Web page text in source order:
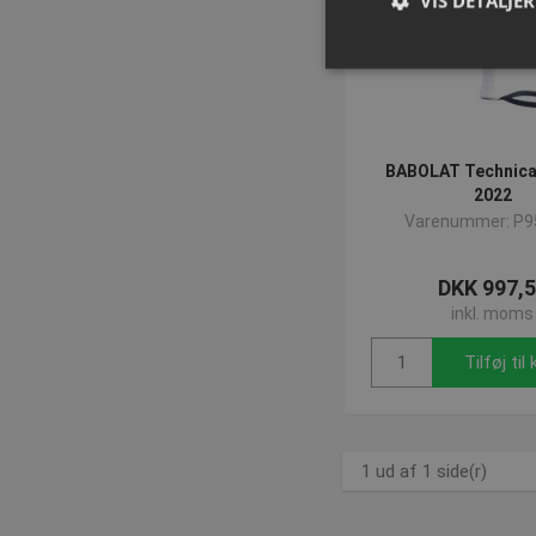
BABOLAT
2022
Varenummer:
DKK
inkl. moms
Tilføj til
1 ud af 1 side(r)
Absolut
Hjemmesiden kan
Navn
contextValues